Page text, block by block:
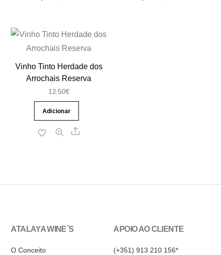
Vinho Tinto Herdade dos
Arrochais Reserva
12.50€
Adicionar
Share
ATALAYA WINE´S
O Conceito
APOIO AO CLIENTE
(+351) 913 210 156*